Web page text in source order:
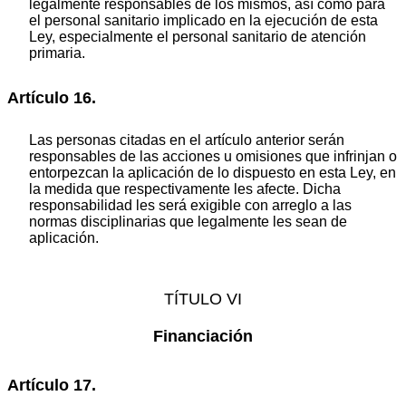
legalmente responsables de los mismos, así como para
el personal sanitario implicado en la ejecución de esta
Ley, especialmente el personal sanitario de atención
primaria.
Artículo 16.
Las personas citadas en el artículo anterior serán
responsables de las acciones u omisiones que infrinjan o
entorpezcan la aplicación de lo dispuesto en esta Ley, en
la medida que respectivamente les afecte. Dicha
responsabilidad les será exigible con arreglo a las
normas disciplinarias que legalmente les sean de
aplicación.
TÍTULO VI
Financiación
Artículo 17.